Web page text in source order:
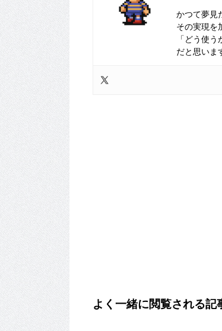
かつて夢見
その実現を
「どう使
だと思いま
よく一緒に閲覧される記